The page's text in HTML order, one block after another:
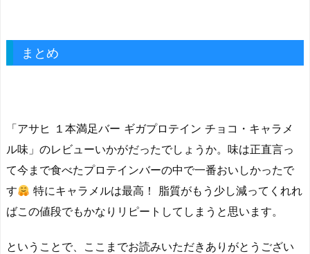
まとめ
「アサヒ １本満足バー ギガプロテイン チョコ・キャラメ
ル味」のレビューいかがだったでしょうか。味は正直言っ
て今まで食べたプロテインバーの中で一番おいしかったで
す
特にキャラメルは最高！ 脂質がもう少し減ってくれれ
ばこの値段でもかなりリピートしてしまうと思います。
ということで、ここまでお読みいただきありがとうござい